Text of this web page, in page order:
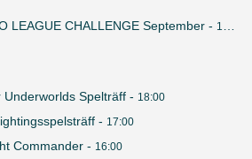
LEAGUE CHALLENGE September - 12:00
Underworlds Spelträff - 18:00
- 17:00
Commander - 16:00